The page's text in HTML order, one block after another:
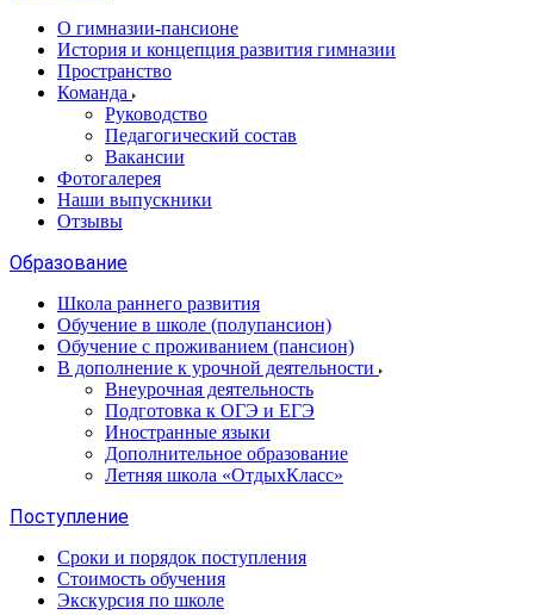
О гимназии-пансионе
История и концепция развития гимназии
Пространство
Команда
Руководство
Педагогический состав
Вакансии
Фотогалерея
Наши выпускники
Отзывы
Образование
Школа раннего развития
Обучение в школе (полупансион)
Обучение с проживанием (пансион)
В дополнение к урочной деятельности
Внеурочная деятельность
Подготовка к ОГЭ и ЕГЭ
Иностранные языки
Дополнительное образование
Летняя школа «ОтдыхКласс»
Поступление
Сроки и порядок поступления
Стоимость обучения
Экскурсия по школе